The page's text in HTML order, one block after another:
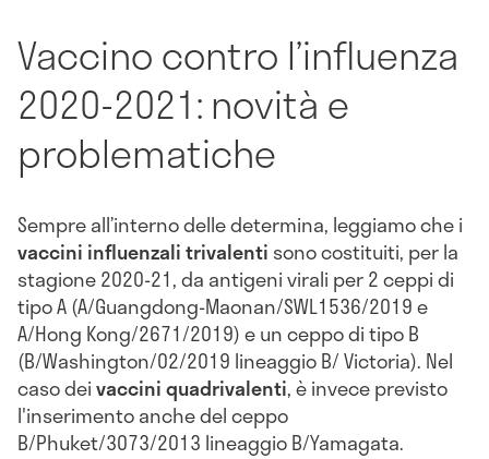
Vaccino contro l’influenza
2020-2021: novità e
problematiche
Sempre all’interno delle determina, leggiamo che i
vaccini influenzali trivalenti sono costituiti, per la
stagione 2020-21, da antigeni virali per 2 ceppi di
tipo A (A/Guangdong-Maonan/SWL1536/2019 e
A/Hong Kong/2671/2019) e un ceppo di tipo B
(B/Washington/02/2019 lineaggio B/ Victoria). Nel
caso deivaccini quadrivalenti, è invece previsto
l'inserimento anche del ceppo
B/Phuket/3073/2013 lineaggio B/Yamagata.